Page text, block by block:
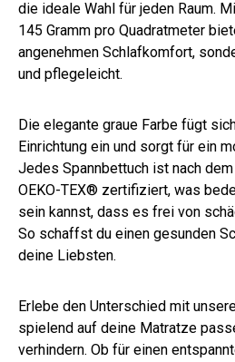
die ideale Wahl für jeden Raum.
145 Gramm pro Quadratmeter
angenehmen Schlafkomfort,
und pflegeleicht.
Die elegante graue Farbe fügt
Einrichtung ein und sorgt für ein
Jedes Spannbettuch ist nach
OEKO-TEX® zertifiziert, was
sein kannst, dass es frei von
So schaffst du einen gesunden
deine Liebsten.
Erlebe den Unterschied mit
spielend auf deine Matratze
verhindern. Ob für einen